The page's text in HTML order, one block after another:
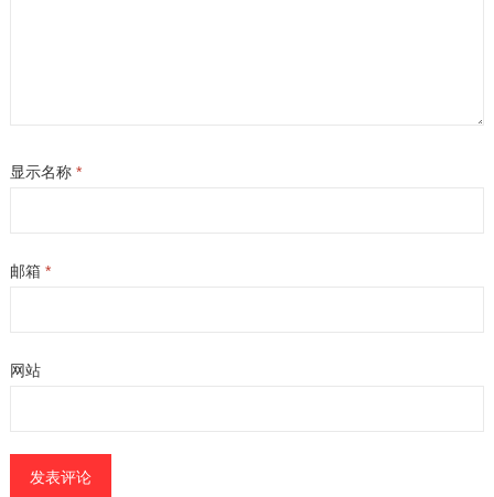
显示名称 *
邮箱 *
网站